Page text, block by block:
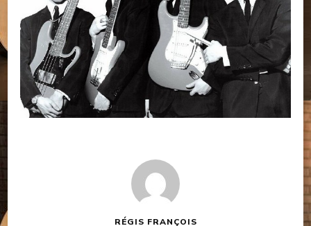
RÉGIS FRANÇOIS